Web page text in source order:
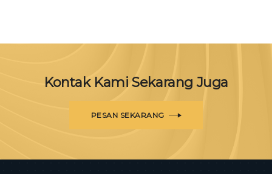
Kontak Kami Sekarang Juga
PESAN SEKARANG